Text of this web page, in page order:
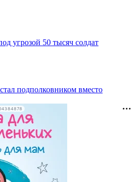
угрозой 50 тысяч солдат
подполковником вместо